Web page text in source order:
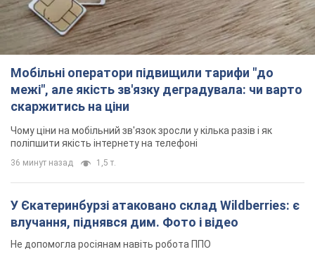
У Єкатеринбурзі атаковано склад Wildberries: є
влучання, піднявся дим. Фото і відео
5 часов назад 10,4 т.
"Чудовий батько": у мережі розповіли про
чоловіка, якого Росія убила ударом по
Броварах. Фото
Чоловіка згадують як професіонала своєї справи
3 часа назад